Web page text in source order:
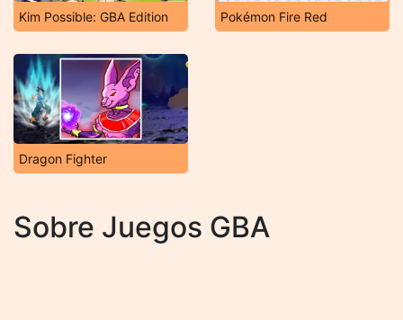
Kim Possible: GBA Edition Pokémon Fire Red
Dragon Fighter
Sobre Juegos GBA